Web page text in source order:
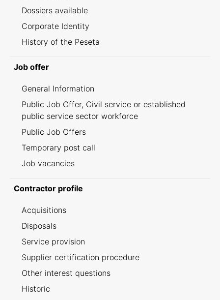
Dossiers available
Corporate Identity
History of the Peseta
Job offer
General Information
Public Job Offer, Civil service or established
public service sector workforce
Public Job Offers
Temporary post call
Job vacancies
Contractor profile
Acquisitions
Disposals
Service provision
Supplier certification procedure
Other interest questions
Historic